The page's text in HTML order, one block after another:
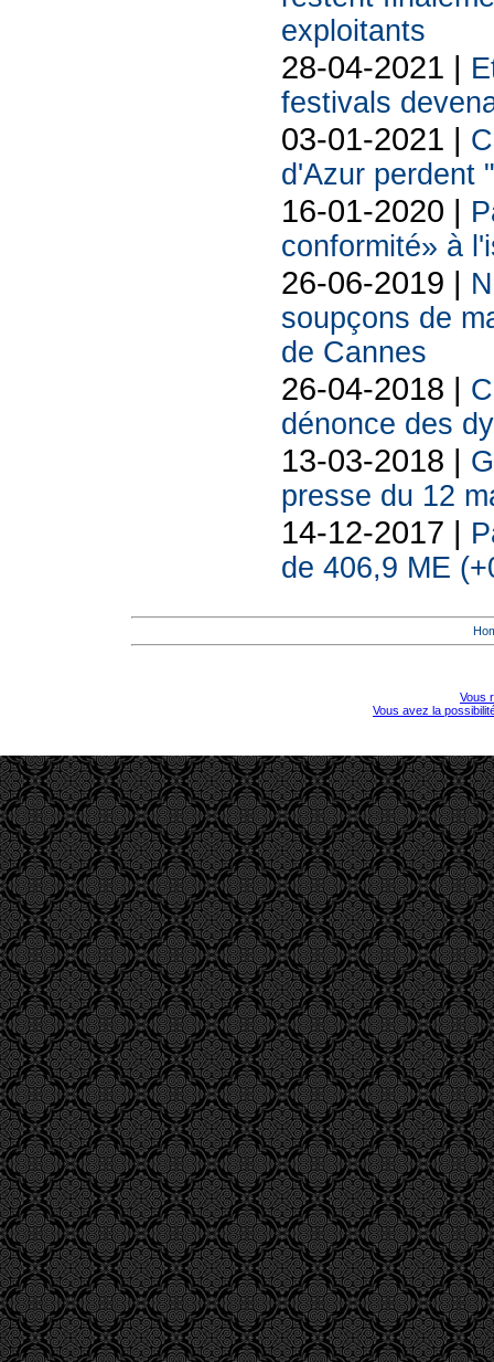
exploitants
28-04-2021 |
festivals
03-01-2021 |
d'Azur perdent
16-01-2020 |
conformité» à
26-06-2019 |
soupçons de
de Cannes
26-04-2018 |
dénonce des
13-03-2018 |
presse du 12
14-12-2017 |
de 406,9 ME
Vous
Vous avez la